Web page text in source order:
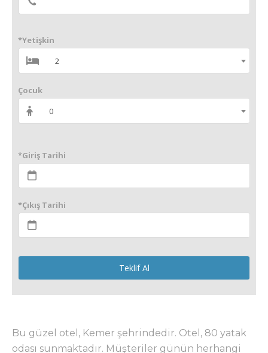
*Yetişkin
2
Çocuk
0
*Giriş Tarihi
*Çıkış Tarihi
Teklif Al
Bu güzel otel, Kemer şehrindedir. Otel, 80 yatak
odası sunmaktadır. Müşteriler günün herhangi